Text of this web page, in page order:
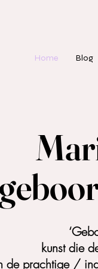
Home Blog
kunst die
de prachtige /